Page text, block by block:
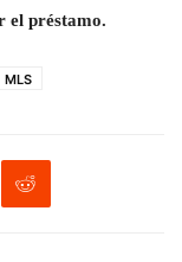
el préstamo.
MLS